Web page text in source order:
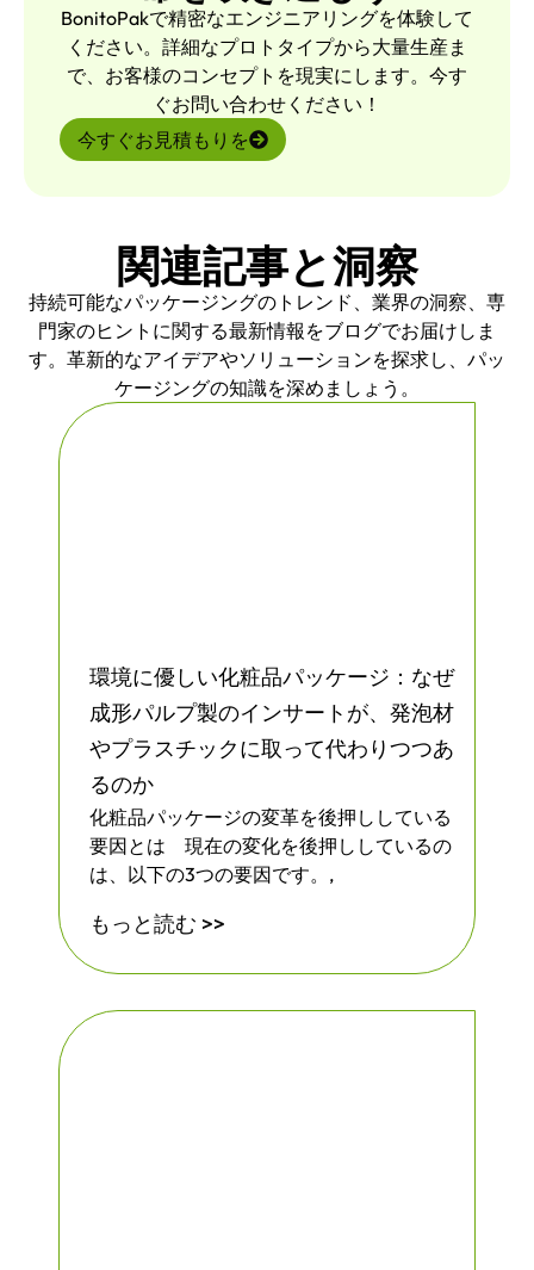
BonitoPakで精密なエンジニアリングを体験して
ください。詳細なプロトタイプから大量生産ま
で、お客様のコンセプトを現実にします。今す
ぐお問い合わせください！
今すぐお見積もりを
関連記事と洞察
持続可能なパッケージングのトレンド、業界の洞察、専
門家のヒントに関する最新情報をブログでお届けしま
す。革新的なアイデアやソリューションを探求し、パッ
ケージングの知識を深めましょう。
環境に優しい化粧品パッケージ：なぜ
成形パルプ製のインサートが、発泡材
やプラスチックに取って代わりつつあ
るのか
化粧品パッケージの変革を後押ししている
要因とは 現在の変化を後押ししているの
は、以下の3つの要因です。,
もっと読む >>